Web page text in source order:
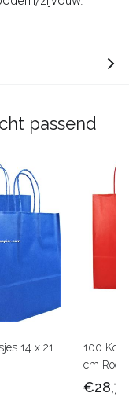
passend
14 x 21
100
cm Rood
€28,75